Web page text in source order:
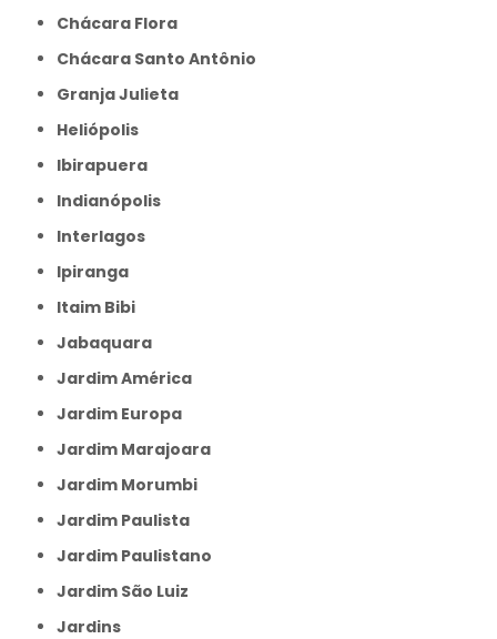
Chácara Flora
Chácara Santo Antônio
Granja Julieta
Heliópolis
Ibirapuera
Indianópolis
Interlagos
Ipiranga
Itaim Bibi
Jabaquara
Jardim América
Jardim Europa
Jardim Marajoara
Jardim Morumbi
Jardim Paulista
Jardim Paulistano
Jardim São Luiz
Jardins